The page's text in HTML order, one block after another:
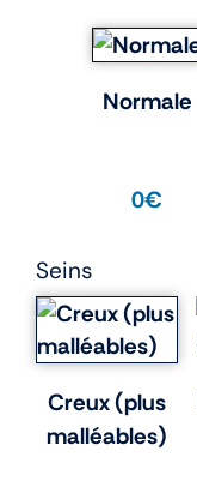
Normale
0€
Seins
Creux (plus
malléables)